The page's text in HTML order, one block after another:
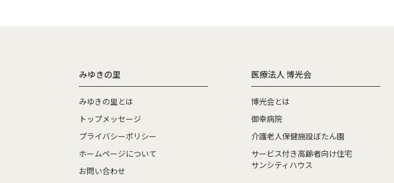
みゆきの里
みゆきの里とは
トップメッセージ
プライバシーポリシー
ホームページについて
お問い合わせ
医療法人 博光会
博光会とは
御幸病院
介護老人保健施設ぼたん園
サービス付き高齢者向け住宅
サンシティハウス